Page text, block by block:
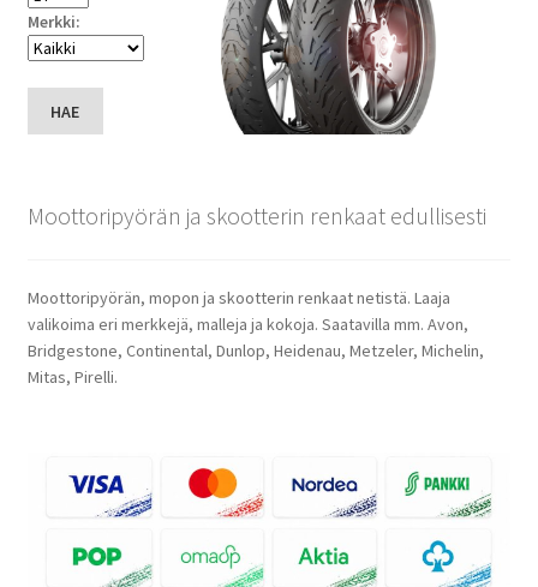
Merkki:
HAE
Moottoripyörän ja skootterin renkaat edullisesti
Moottoripyörän, mopon ja skootterin renkaat netistä. Laaja
valikoima eri merkkejä, malleja ja kokoja. Saatavilla mm. Avon,
Bridgestone, Continental, Dunlop, Heidenau, Metzeler, Michelin,
Mitas, Pirelli.